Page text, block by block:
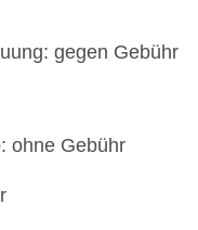
gegen Gebühr
ohne Gebühr